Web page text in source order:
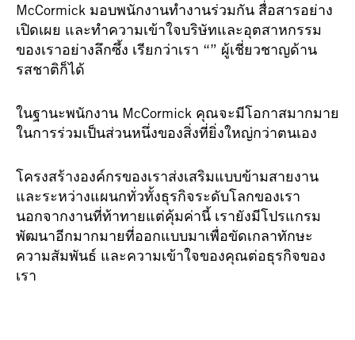
McCormick มอบพนักงานทำงานร่วมกัน สื่อสารอย่าง
เปิดเผย และทำความเข้าใจบริษัทและอุตสาหกรรม
ของเราอย่างลึกซึ้ง เรียกว่าเรา “” ผู้เชี่ยวชาญด้าน
รสชาติก็ได้
ในฐานะพนักงาน McCormick คุณจะมีโอกาสมากมาย
ในการร่วมเป็นส่วนหนึ่งของสิ่งที่ยิ่งใหญ่กว่าตนเอง
โครงสร้างองค์กรของเราส่งเสริมแบบข้ามสายงาน
และระหว่างแผนกทั่วทั้งธุรกิจระดับโลกของเรา
นอกจากงานที่ท้าทายแต่คุ้มค่านี้ เรายังมีโปรแกรม
พัฒนาอีกมากมายที่ออกแบบมาเพื่อขัดเกลาทักษะ
ความสัมพันธ์ และความเข้าใจของคุณต่อธุรกิจของ
เรา